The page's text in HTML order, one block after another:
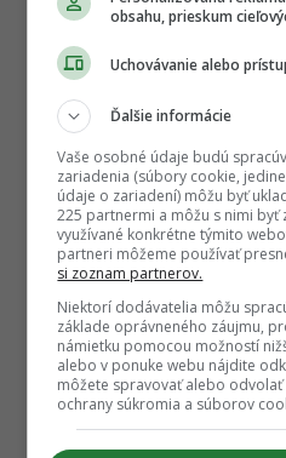
obsahu, prieskum
Uchovávanie alebo
Ďalšie informácie
Vaše osobné údaje budú
zariadenia (súbory cookie,
údaje o zariadení) môžu byť
225 partnermi a môžu s nimi
využívané konkrétne týmito
partneri môžeme používať
si zoznam partnerov.
Niektorí dodávatelia môžu
základe oprávneného záujmu,
námietku pomocou možností
alebo v ponuke webu nájdite
môžete spravovať alebo odvolať
ochrany súkromia a súborov